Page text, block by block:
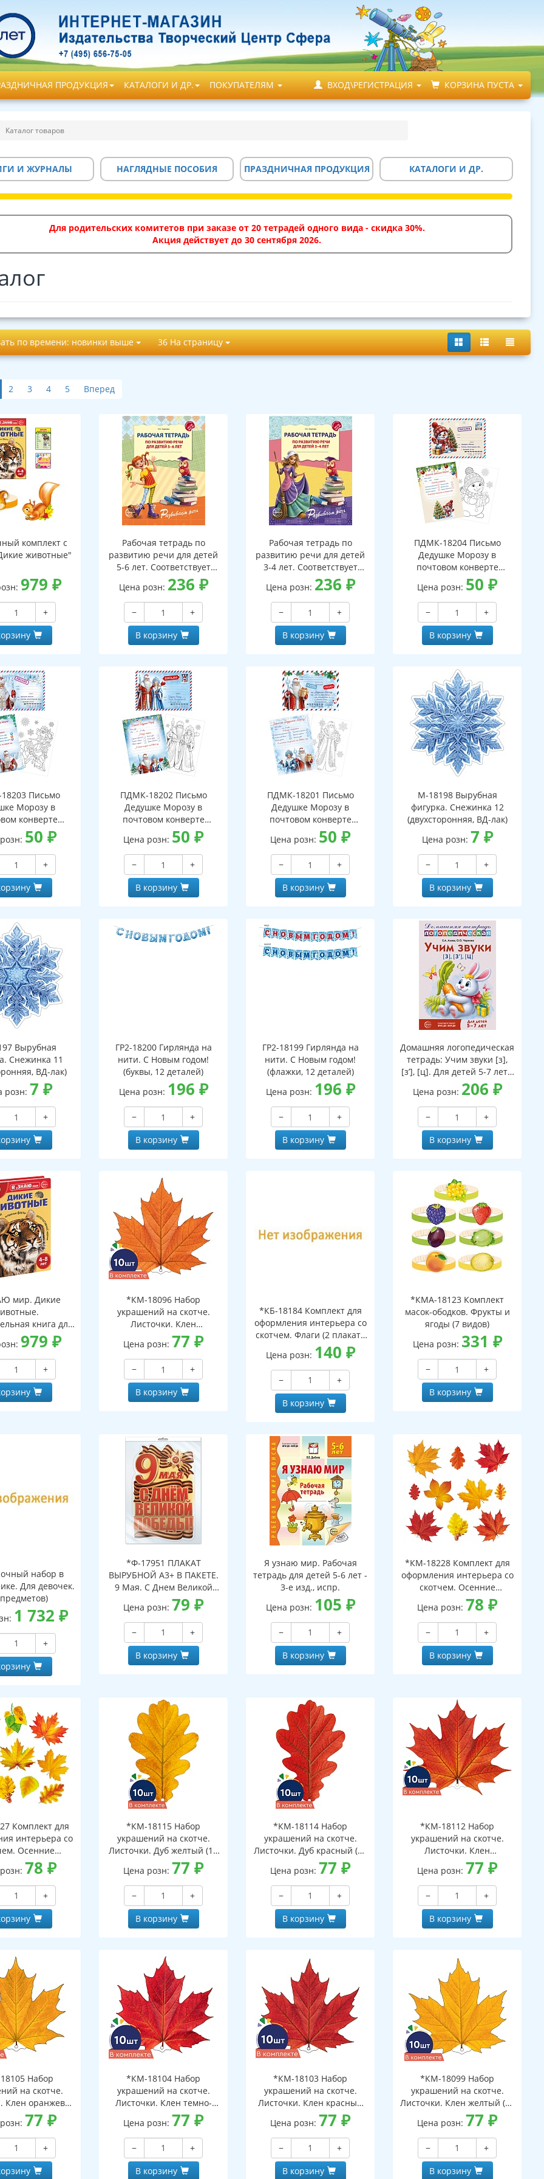
ПРОДУКЦИЯ КАТАЛОГИ И ДР. ПОКУПАТЕЛЯМ ВХОД\РЕГИСТРАЦИЯ КОРЗИНА ПУСТА
Каталог товаров
И ЖУРНАЛЫ НАГЛЯДНЫЕ ПОСОБИЯ ПРАЗДНИЧНАЯ ПРОДУКЦИЯ КАТАЛОГИ И ДР.
Для родительских комитетов при заказе от 20 тетрадей одного вида - скидка 30%.
Акция действует до 30 сентября 2026.
по времени: новинки выше 36 На страницу
2 3 4 5 Вперед
комплект с
животные"
979 ₽
+
Рабочая тетрадь по
развитию речи для детей
5-6 лет. Соответствует
ФГОС ДО - 3-е изд. испр.
Цена розн: 236 ₽
−
+
В корзину
Рабочая тетрадь по
развитию речи для детей
3-4 лет. Соответствует
ФГОС ДО - 3-е изд. испр.
Цена розн: 236 ₽
−
+
В корзину
ПДМК-18204 Письмо
Дедушке Морозу в
почтовом конверте
(конверт, письмо с текстом
и раскраской на обороте,
вырубная фигурка)
Цена розн: 50₽
−
+
В корзину
Письмо
Морозу в
конверте
письмо с текстом
на обороте,
фигурка)
50₽
+
ПДМК-18202 Письмо
Дедушке Морозу в
почтовом конверте
(конверт, письмо с текстом
и раскраской на обороте,
вырубная фигурка)
Цена розн: 50₽
−
+
В корзину
ПДМК-18201 Письмо
Дедушке Морозу в
почтовом конверте
(конверт, письмо с текстом
и раскраской на обороте,
вырубная фигурка)
Цена розн: 50₽
−
+
В корзину
М-18198 Вырубная
фигурка. Снежинка 12
(двухсторонняя, ВД-лак)
Цена розн: 7 ₽
−
+
В корзину
Вырубная
Снежинка 11
ВД-лак)
розн: 7 ₽
+
ГР2-18200 Гирлянда на
нити. С Новым годом!
(буквы, 12 деталей)
Цена розн: 196 ₽
−
+
В корзину
ГР2-18199 Гирлянда на
нити. С Новым годом!
(флажки, 12 деталей)
Цена розн: 196 ₽
−
+
В корзину
Домашняя логопедическая
тетрадь: Учим звуки [з],
[з’], [ц]. Для детей 5-7 лет -
3-е изд.
Цена розн: 206 ₽
−
+
В корзину
мир. Дикие
книга для
4-8 лет
979 ₽
+
*КМ-18096 Набор
украшений на скотче.
Листочки. Клен
наборе, двухсторонний,
ВД-лак)
Цена розн: 77₽
−
+
В корзину
*КБ-18184 Комплект для
оформления интерьера со
скотчем. Флаги (2 плаката
А3)
Цена розн: 140 ₽
−
+
В корзину
*КМА-18123 Комплект
масок-ободков. Фрукты и
ягоды (7 видов)
Цена розн: 331 ₽
−
+
В корзину
набор в
Для девочек.
1 732 ₽
+
*Ф-17951 ПЛАКАТ
ВЫРУБНОЙ А3+ В ПАКЕТЕ.
9 Мая. С Днем Великой
Победы! (двухсторонний,
ВД-лак, в индивидуальной
упаковке, с европодвесом
и клеевым клапаном)
Цена розн: 79₽
−
+
В корзину
Я узнаю мир. Рабочая
тетрадь для детей 5-6 лет -
3-е изд., испр.
Цена розн: 105 ₽
−
+
В корзину
*КМ-18228 Комплект для
оформления интерьера со
скотчем. Осенние
листочки-2 (10 видов)
Цена розн: 78₽
−
+
В корзину
Комплект для
интерьера со
Осенние
1 (10 видов)
78₽
+
*КМ-18115 Набор
украшений на скотче.
Листочки. Дуб желтый (10
шт. в наборе,
двухсторонняя, ВД-лак)
Цена розн: 77₽
−
+
В корзину
*КМ-18114 Набор
украшений на скотче.
Листочки. Дуб красный (10
шт. в наборе,
двухсторонняя, ВД-лак)
Цена розн: 77₽
−
+
В корзину
*КМ-18112 Набор
украшений на скотче.
Листочки. Клен
оранжевый (10 шт. в
наборе, двухсторонняя, ВД-
лак)
Цена розн: 77₽
−
+
В корзину
Набор
на скотче.
Клен оранжево-
шт. в наборе,
ВД-лак)
77₽
+
*КМ-18104 Набор
украшений на скотче.
Листочки. Клен темно-
красный (10 шт. в наборе,
двухсторонняя, ВД-лак)
Цена розн: 77₽
−
+
В корзину
*КМ-18103 Набор
украшений на скотче.
Листочки. Клен красный
(10 шт. в наборе,
двухсторонняя, ВД-лак)
Цена розн: 77₽
−
+
В корзину
*КМ-18099 Набор
украшений на скотче.
Листочки. Клен желтый (10
шт. в наборе,
двухсторонняя, ВД-лак)
Цена розн: 77₽
−
+
В корзину